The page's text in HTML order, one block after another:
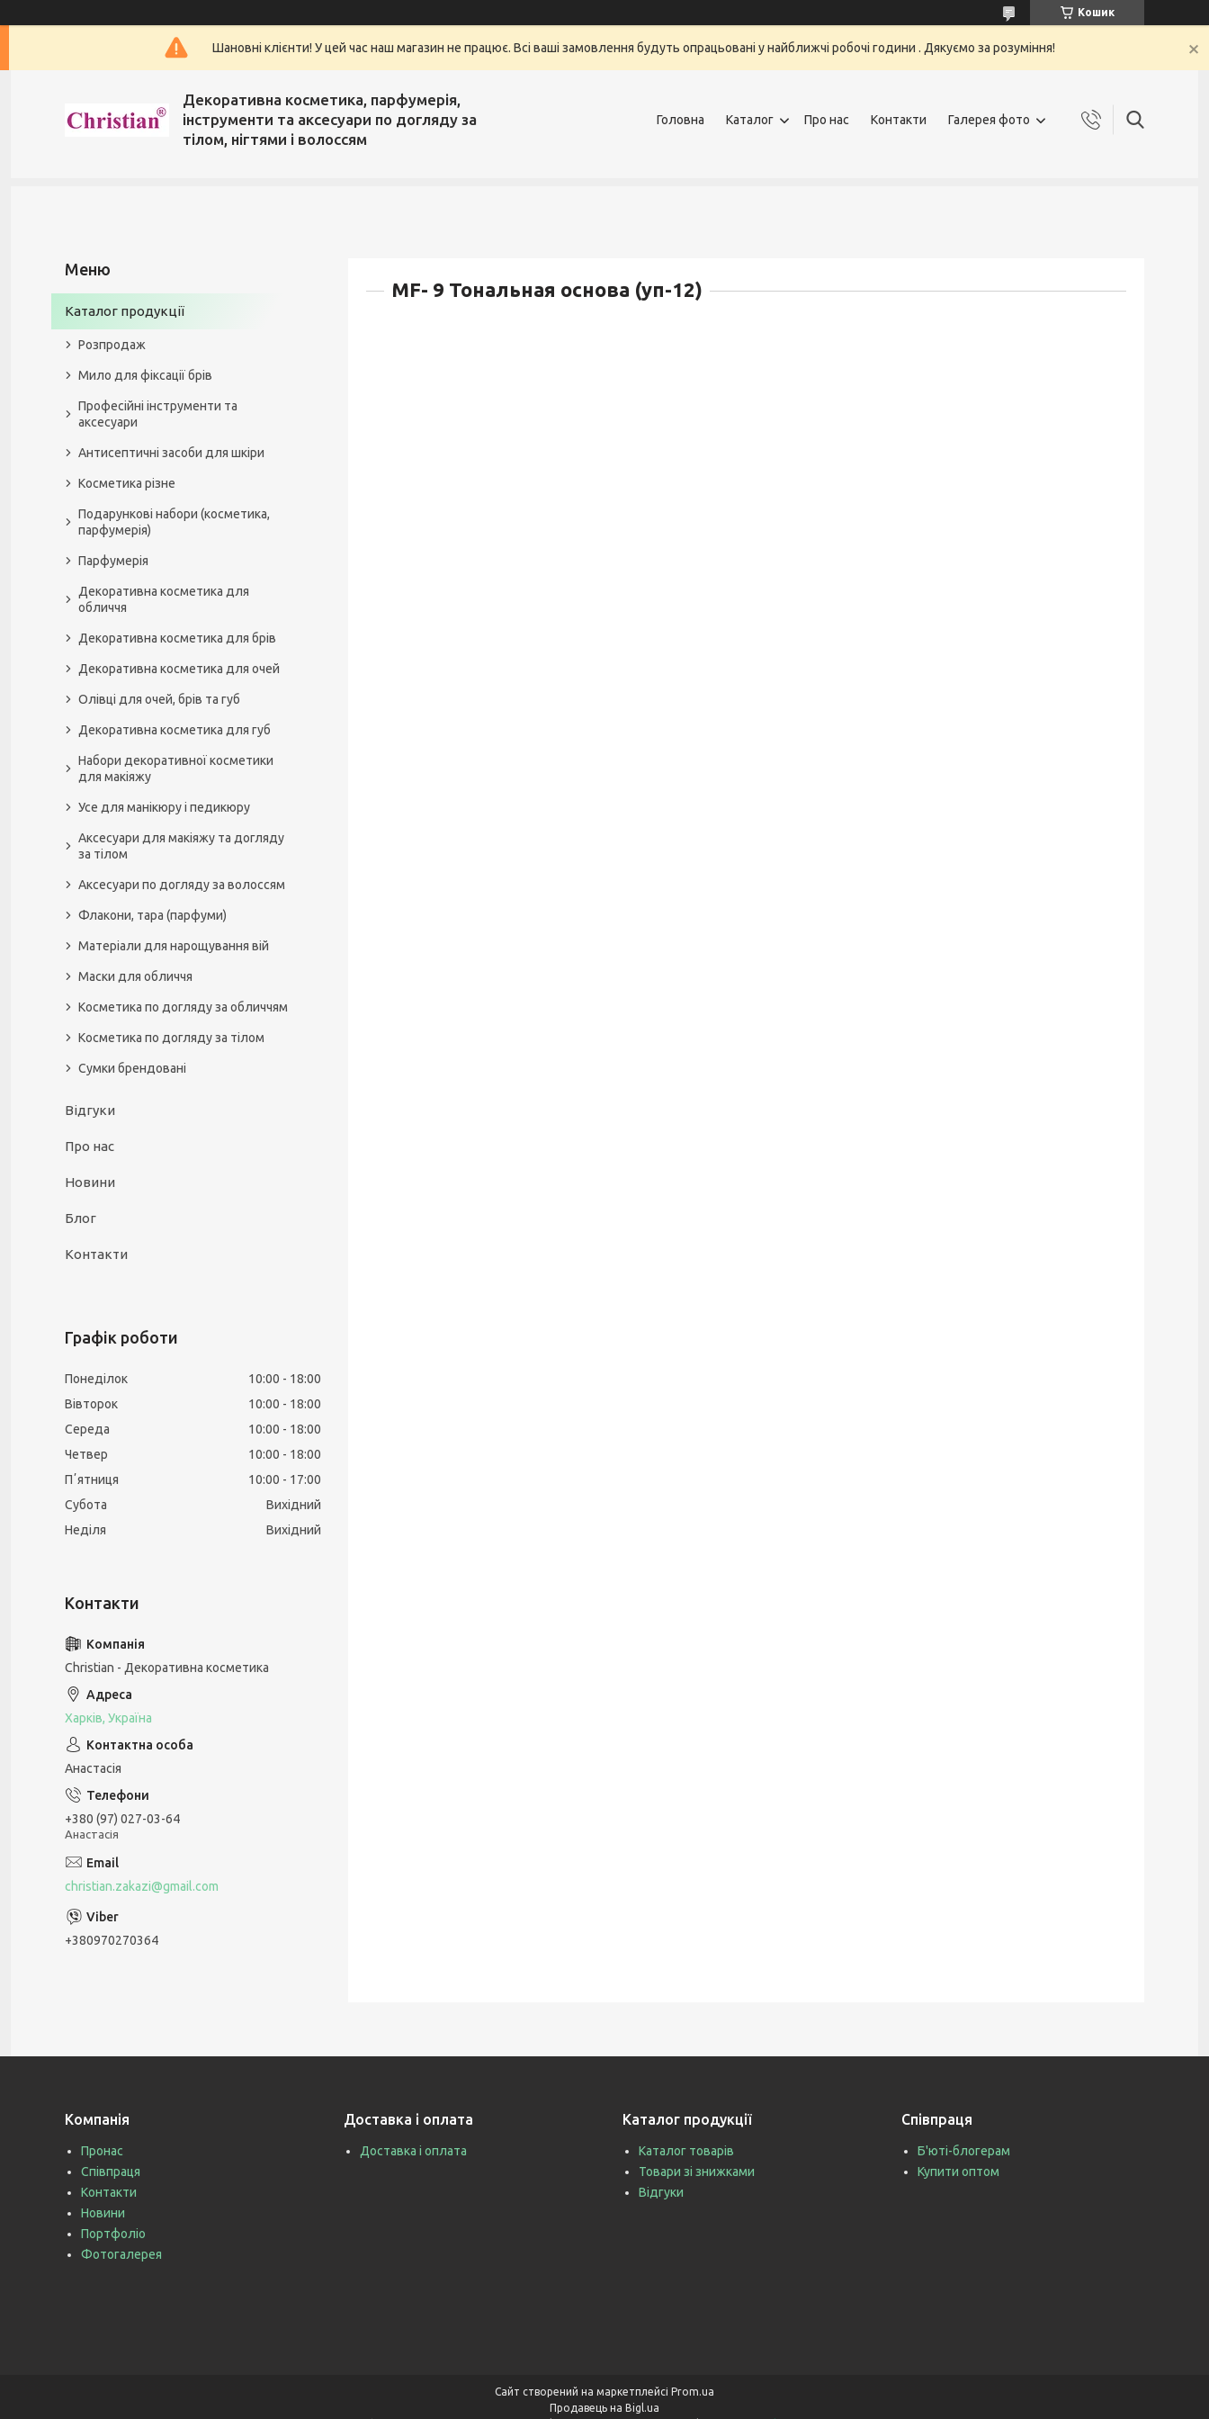
Кошик
Шановні клієнти! У цей час наш магазин не працює. Всі ваші замовлення будуть опрацьовані у найближчі робочі години . Дякуємо за розуміння!
Декоративна косметика, парфумерія,
інструменти та аксесуари по догляду за
тілом, нігтями і волоссям
Головна Каталог Про нас Контакти Галерея фото
MF- 9 Тональная основа (уп-12)
Каталог продукції
Розпродаж
Мило для фіксації брів
Професійні інструменти та
аксесуари
Антисептичні засоби для шкіри
Косметика різне
Подарункові набори (косметика,
парфумерія)
Парфумерія
Декоративна косметика для
обличчя
Декоративна косметика для брів
Декоративна косметика для очей
Олівці для очей, брів та губ
Декоративна косметика для губ
Набори декоративної косметики
для макіяжу
Усе для манікюру і педикюру
Аксесуари для макіяжу та догляду
за тілом
Аксесуари по догляду за волоссям
Флакони, тара (парфуми)
Матеріали для нарощування вій
Маски для обличчя
Косметика по догляду за обличчям
Косметика по догляду за тілом
Сумки брендовані
Відгуки
Про нас
Новини
Блог
Контакти
Графік роботи
Понеділок 10:00
18:00
Вівторок
10:00
18:00
Середа
10:00
18:00
Четвер
10:00
18:00
Пʼятниця
10:00
17:00
Субота
Вихідний
Неділя
Вихідний
Christian - Декоративна косметика
Харків, Україна
Анастасія
+380 (97) 027-03-64
Анастасія
christian.zakazi@gmail.com
+380970270364
Компанія
Пронас
Співпраця
Контакти
Новини
Портфоліо
Фотогалерея
Доставка і оплата
Доставка і оплата
Каталог продукції
Каталог товарів
Товари зі знижками
Відгуки
Співпраця
Б'юті-блогерам
Купити оптом
Сайт створений на маркетплейсі Prom.ua
Продавець на Bigl.ua